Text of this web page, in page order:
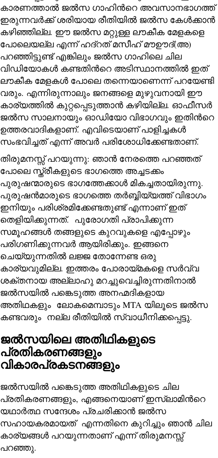
കാരണത്താൽ ജൽസ ഗാഹിന്‍റെ അവസാനഭാഗത്ത്
ഇരുന്നവർക്ക് ശരിയായ രീതിയിൽ ജൽസ കേൾക്കാൻ
കഴിഞ്ഞില്ല. ഈ ജൽസ മറ്റുള്ള ലൗകീക മേളകളെ
പോലെയല്ല എന്ന് ഹദ്റത് മസീഹ് മൗഊദ്(അ)
പറഞ്ഞിട്ടുണ്ട് എങ്കിലും ജൽസ ഗാഹിലെ ചില
വിഡിയോകൾ കണ്ടതിന്‍റെ അടിസ്ഥാനത്തിൽ ഇത്
ലൗകീക മേളകൾ പോലെ തന്നെയാണെന്ന് പറയേണ്ടി
വരും. എന്നിരുന്നാലും ജനങ്ങളെ മുഴുവനായി ഈ
കാര്യത്തിൽ കുറ്റപ്പെടുത്താൻ കഴിയില്ല. ഓഫീസർ
ജൽസ സാലനായും ഓഡിയോ വിഭാഗവും ഇതിന്‍റെ
ഉത്തരവാദികളാണ്. എവിടെയാണ് പാളിച്ചകൾ
സംഭവിച്ചത് എന്ന് അവർ പരിശോധിക്കേണ്ടതാണ്.
തിരുമനസ്സ് പറയുന്നു: ഞാൻ നേരത്തെ പറഞ്ഞത്
പോലെ സ്ത്രീകളുടെ ഭാഗത്തെ അച്ചടക്കം
പുരുഷന്മാരുടെ ഭാഗത്തേക്കാൾ മികച്ചതായിരുന്നു.
പുരുഷൻമാരുടെ ഭാഗത്തെ തർബ്ബിയ്യത്ത് വിഭാഗം
ഇനിയും പരിശ്രമിക്കേണ്ടതുണ്ട് എന്നാണ് ഇത്
തെളിയിക്കുന്നത്. പുരോഗതി പ്രാപിക്കുന്ന
സമൂഹങ്ങൾ തങ്ങളുടെ കുറവുകളെ എപ്പോഴും
പരിഗണിക്കുന്നവർ ആയിരിക്കും. ഇങ്ങനെ
ചെയ്യുന്നതിൽ ലജ്ജ തോന്നേണ്ട ഒരു
കാര്യവുമില്ല. ഇത്തരം പോരായ്മകളെ സർവ്വ
ശക്തനായ അല്ലാഹു മറച്ചുവെച്ചിരുന്നതിനാൽ
ജൽസയിൽ പങ്കെടുത്ത അനഹ്മദികളായ
അതിഥകളും ലോകമെമ്പാടും MTA യിലൂടെ ജൽസ
കണ്ടവരും നല്ല രീതിയിൽ സ്വാധീനിക്കപ്പെട്ടു.
ജൽസയിലെ അതിഥികളുടെ
പ്രതികരണങ്ങളും
വികാരപ്രകടനങ്ങളും
ജൽസയിൽ പങ്കെടുത്ത അതിഥികളുടെ ചില
പ്രതികരണങ്ങളും, എങ്ങനെയാണ് ഇസ്‌ലാമിന്‍റെ
യഥാർത്ഥ സന്ദേശം പ്രചരിക്കാൻ ജൽസ
സഹായകരമായത് എന്നതിനെ കുറിച്ചും ഞാൻ ചില
കാര്യങ്ങൾ പറയുന്നതാണ് എന്ന് തിരുമനസ്സ്
പറഞ്ഞു.